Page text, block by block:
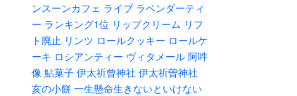
ンスーンカフェ ライブ ラベンダーティ
ー ランキング1位 リップクリーム リフ
ト廃止 リンツ ロールクッキー ロールケ
ーキ ロシアンティー ヴィタメール 阿吽
像 鮎菓子 伊太祈曾神社 伊太祈曽神社
亥の小餅 一生懸命生きないといけない